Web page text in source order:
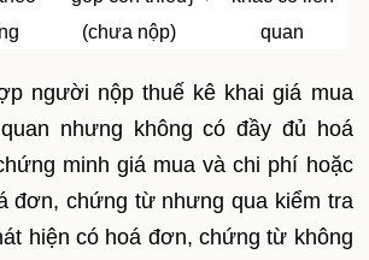
(chưa nộp)
quan
người nộp thuế kê khai giá mua
nhưng không có đầy đủ hoá
minh giá mua và chi phí hoặc
đơn, chứng từ nhưng qua kiểm tra
hiện có hoá đơn, chứng từ không